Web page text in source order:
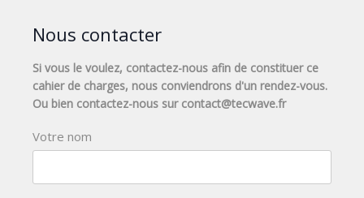
Nous contacter
Si vous le voulez, contactez-nous afin de constituer ce
cahier de charges, nous conviendrons d'un rendez-vous.
Ou bien contactez-nous sur contact@tecwave.fr
Votre nom